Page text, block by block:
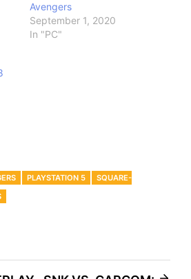
Avengers
September 1, 2020
In "PC"
PLAYSTATION 5
SQUARE-